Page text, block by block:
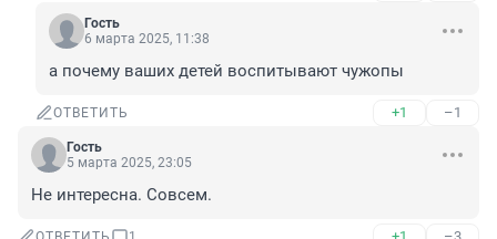
Гость
6 марта 2025, 11:38
а почему ваших детей воспитывают чужопы
ОТВЕТИТЬ +1 –1
Гость
5 марта 2025, 23:05
Не интересна. Совсем.